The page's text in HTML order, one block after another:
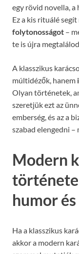
egy rövid novella, a
Ez a kis rituálé
folytonosságot –
te is újra
A klasszikus
múltidézők, hanem
Olyan történetek,
szeretjük ezt az
emberség, és az a
szabad elengedni
Modern
humor
Ha a klasszikus
akkor a modern